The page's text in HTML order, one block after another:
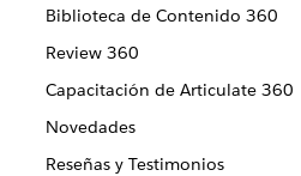
Biblioteca de Contenido 360
Review 360
Capacitación de Articulate 360
Novedades
Reseñas y Testimonios